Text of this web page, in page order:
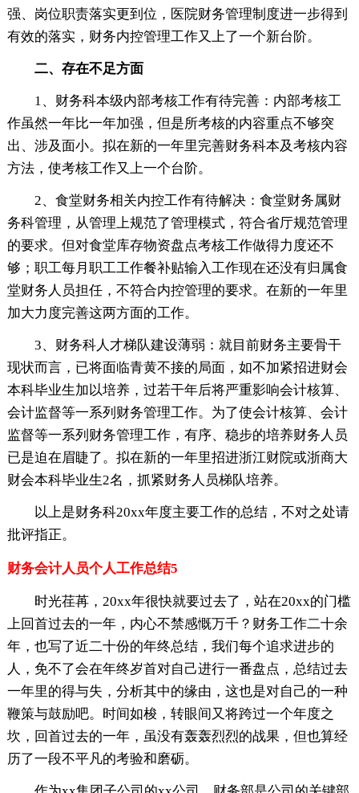
强、岗位职责落实更到位，医院财务管理制度进一步得到
有效的落实，财务内控管理工作又上了一个新台阶。
二、存在不足方面
1、财务科本级内部考核工作有待完善：内部考核工
作虽然一年比一年加强，但是所考核的内容重点不够突
出、涉及面小。拟在新的一年里完善财务科本及考核内容
方法，使考核工作又上一个台阶。
2、食堂财务相关内控工作有待解决：食堂财务属财
务科管理，从管理上规范了管理模式，符合省厅规范管理
的要求。但对食堂库存物资盘点考核工作做得力度还不
够；职工每月职工工作餐补贴输入工作现在还没有归属食
堂财务人员担任，不符合内控管理的要求。在新的一年里
加大力度完善这两方面的工作。
3、财务科人才梯队建设薄弱：就目前财务主要骨干
现状而言，已将面临青黄不接的局面，如不加紧招进财会
本科毕业生加以培养，过若干年后将严重影响会计核算、
会计监督等一系列财务管理工作。为了使会计核算、会计
监督等一系列财务管理工作，有序、稳步的培养财务人员
已是迫在眉睫了。拟在新的一年里招进浙江财院或浙商大
财会本科毕业生2名，抓紧财务人员梯队培养。
以上是财务科20xx年度主要工作的总结，不对之处请
批评指正。
财务会计人员个人工作总结5
时光荏苒，20xx年很快就要过去了，站在20xx的门槛
上回首过去的一年，内心不禁感慨万千？财务工作二十余
年，也写了近二十份的年终总结，我们每个追求进步的
人，免不了会在年终岁首对自己进行一番盘点，总结过去
一年里的得与失，分析其中的缘由，这也是对自己的一种
鞭策与鼓励吧。时间如梭，转眼间又将跨过一个年度之
坎，回首过去的一年，虽没有轰轰烈烈的战果，但也算经
历了一段不平凡的考验和磨砺。